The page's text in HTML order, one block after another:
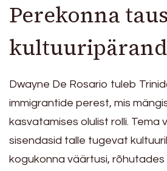
Perekonna
kultuuripärand
Dwayne De Rosario tuleb
immigrantide perest, mis
kasvatamises olulist rolli. Tema
sisendasid talle tugevat
kogukonna väärtusi,